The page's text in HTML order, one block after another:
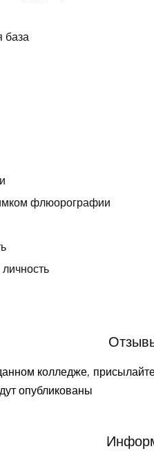
база
флюорографии
колледже,
опубликованы